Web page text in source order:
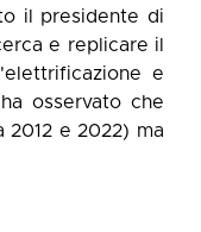
il presidente di
e replicare il
e
osservato che
2012 e 2022) ma